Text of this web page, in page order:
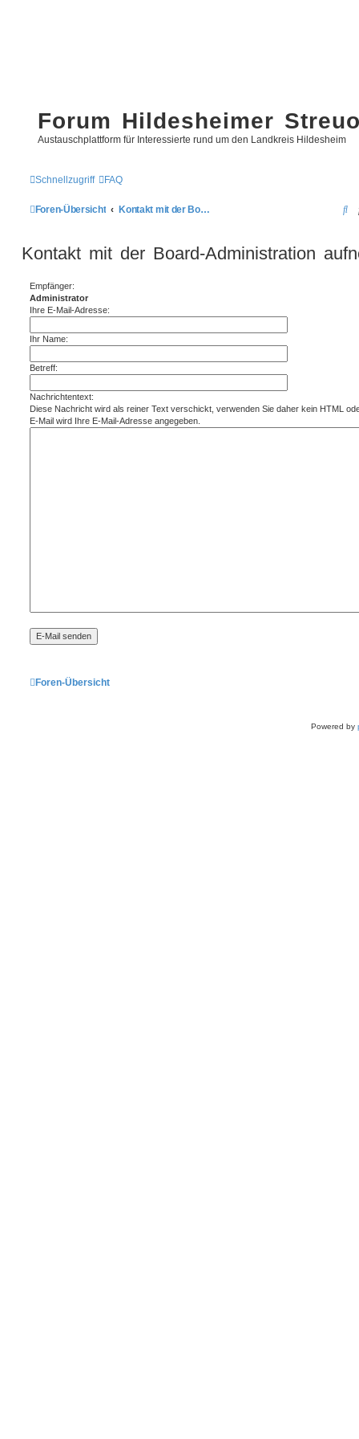
Forum Hildesheimer
Austauschplattform für Interessierte rund um den Landkreis Hildesheim
Schnellzugriff FAQ
Foren-Übersicht Kontakt mit der Board-Administration aufnehmen
S
c
Kontakt mit der Board-Administration
Empfänger:
Administrator
Ihre E-Mail-Adresse:
Ihr Name:
Betreff:
Nachrichtentext:
Diese Nachricht wird als reiner Text verschickt, verwenden Sie daher kein HTML
E-Mail wird Ihre E-Mail-Adresse angegeben.
Foren-Übersicht
Powered by